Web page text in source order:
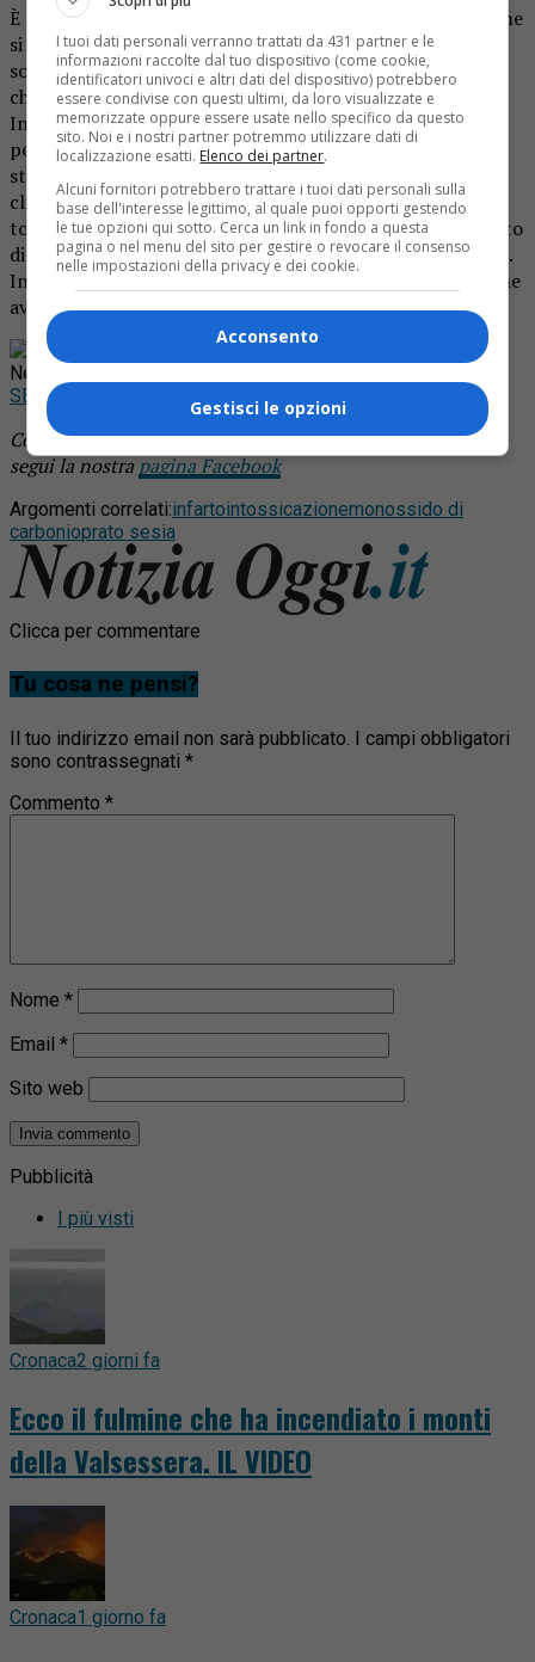
È scattato subito l’allarme al 118, anche perché sulle prime
si pensava che il problema fosse il cuore. Ma al pronto
soccorso dell’ospedale di Vercelli è stato invece verificato
che si tratta di intossicazione da monossido di carbonio.
Intossicazione che aveva interessato anche la moglie, che
però lamentava solo un forte mal di testa. Entrambi sono
stati sottoposti al trattamento in camera iperbarica nella
clinica “I cedri” a Fara, e successivamente dimessi per
tornare all’ospedale. Per l’uomo, in via precauzione, è stato
disposto un secondo trattamento per il giorno successivo.
Intanto si è cercata l’origine del monossido di carbonio che
aveva invaso l’abitazione.
Rimani aggiornato seguendoci su Google
News!
SEGUICI
Continua a leggere le notizie diNotizia Oggi Borgosesia
segui la nostrapagina Facebook
Argomenti correlati:infartointossicazionemonossido di
carbonioprato sesia
Clicca per commentare
Tu cosa ne pensi?
Il tuo indirizzo email non sarà pubblicato.
I campi obbligatori
sono contrassegnati *
Commento *
Nome *
Email *
Sito web
Pubblicità
I più visti
Cronaca2 giorni fa
Ecco il fulmine che ha incendiato i monti
della Valsessera. IL VIDEO
Cronaca1 giorno fa
I tuoi dati personali verranno trattati da 431 partner e le
informazioni raccolte dal tuo dispositivo (come cookie,
identificatori univoci e altri dati del dispositivo) potrebbero
essere condivise con questi ultimi, da loro visualizzate e
memorizzate oppure essere usate nello specifico da questo
sito. Noi e i nostri partner potremmo utilizzare dati di
localizzazione esatti. Elenco dei partner.
Alcuni fornitori potrebbero trattare i tuoi dati personali sulla
base dell'interesse legittimo, al quale puoi opporti gestendo
le tue opzioni qui sotto. Cerca un link in fondo a questa
pagina o nel menu del sito per gestire o revocare il consenso
nelle impostazioni della privacy e dei cookie.
Acconsento
Gestisci le opzioni